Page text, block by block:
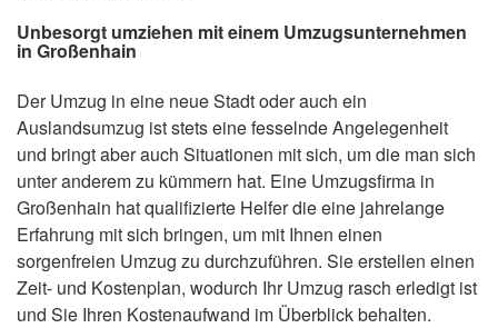
Unbesorgt umziehen mit einem Umzugsunternehmen
in Großenhain
Der Umzug in eine neue Stadt oder auch ein
Auslandsumzug ist stets eine fesselnde Angelegenheit
und bringt aber auch Situationen mit sich, um die man sich
unter anderem zu kümmern hat. Eine Umzugsfirma in
Großenhain hat qualifizierte Helfer die eine jahrelange
Erfahrung mit sich bringen, um mit Ihnen einen
sorgenfreien Umzug zu durchzuführen. Sie erstellen einen
Zeit- und Kostenplan, wodurch Ihr Umzug rasch erledigt ist
und Sie Ihren Kostenaufwand im Überblick behalten.